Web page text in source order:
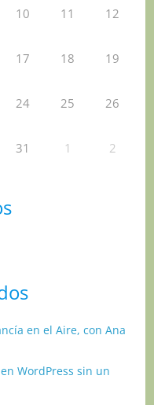
10 11 12
17 18 19
24 25 26
31 1 2
en el Aire, con Ana
WordPress sin un